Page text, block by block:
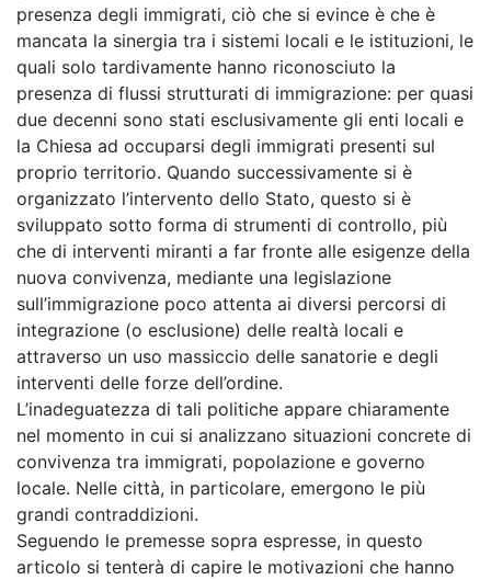
presenza degli immigrati, ciò che si evince è che è
mancata la sinergia tra i sistemi locali e le istituzioni, le
quali solo tardivamente hanno riconosciuto la
presenza di flussi strutturati di immigrazione: per quasi
due decenni sono stati esclusivamente gli enti locali e
la Chiesa ad occuparsi degli immigrati presenti sul
proprio territorio. Quando successivamente si è
organizzato l’intervento dello Stato, questo si è
sviluppato sotto forma di strumenti di controllo, più
che di interventi miranti a far fronte alle esigenze della
nuova convivenza, mediante una legislazione
sull’immigrazione poco attenta ai diversi percorsi di
integrazione (o esclusione) delle realtà locali e
attraverso un uso massiccio delle sanatorie e degli
interventi delle forze dell’ordine.
L’inadeguatezza di tali politiche appare chiaramente
nel momento in cui si analizzano situazioni concrete di
convivenza tra immigrati, popolazione e governo
locale. Nelle città, in particolare, emergono le più
grandi contraddizioni.
Seguendo le premesse sopra espresse, in questo
articolo si tenterà di capire le motivazioni che hanno